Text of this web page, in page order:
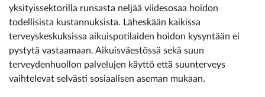
yksityissektorilla runsasta neljää viidesosaa hoidon
todellisista kustannuksista. Läheskään kaikissa
terveyskeskuksissa aikuispotilaiden hoidon kysyntään ei
pystytä vastaamaan. Aikuisväestössä sekä suun
terveydenhuollon palvelujen käyttö että suunterveys
vaihtelevat selvästi sosiaalisen aseman mukaan.